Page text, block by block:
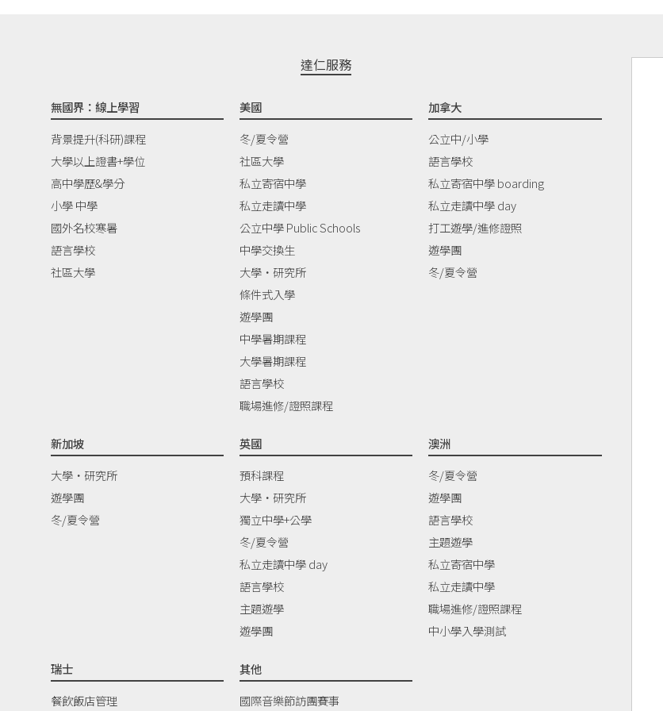
達仁服務
無國界：線上學習
背景提升(科研)課程
大學以上證書+學位
高中學歷&學分
小學 中學
國外名校寒暑
語言學校
社區大學
美國
冬/夏令營
社區大學
私立寄宿中學
私立走讀中學
公立中學 Public Schools
中學交換生
大學‧研究所
條件式入學
遊學團
中學暑期課程
大學暑期課程
語言學校
職場進修/證照課程
加拿大
公立中/小學
語言學校
私立寄宿中學 boarding
私立走讀中學 day
打工遊學/進修證照
遊學團
冬/夏令營
新加坡
大學‧研究所
遊學團
冬/夏令營
英國
預科課程
大學‧研究所
獨立中學+公學
冬/夏令營
私立走讀中學 day
語言學校
主題遊學
遊學團
澳洲
冬/夏令營
遊學團
語言學校
主題遊學
私立寄宿中學
私立走讀中學
職場進修/證照課程
中小學入學測試
瑞士
餐飲飯店管理
其他
國際音樂節訪團賽事